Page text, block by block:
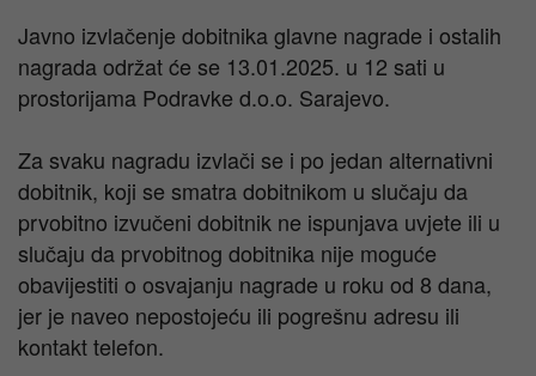
Javno izvlačenje dobitnika glavne nagrade i ostalih
nagrada održat će se 13.01.2025. u 12 sati u
prostorijama Podravke d.o.o. Sarajevo.
Za svaku nagradu izvlači se i po jedan alternativni
dobitnik, koji se smatra dobitnikom u slučaju da
prvobitno izvučeni dobitnik ne ispunjava uvjete ili u
slučaju da prvobitnog dobitnika nije moguće
obavijestiti o osvajanju nagrade u roku od 8 dana,
jer je naveo nepostojeću ili pogrešnu adresu ili
kontakt telefon.